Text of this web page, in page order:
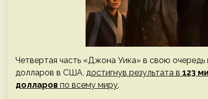
Четвертая часть «Джона Уика» в свою
долларов в США, достигнув результата в 123
долларов по всему миру.